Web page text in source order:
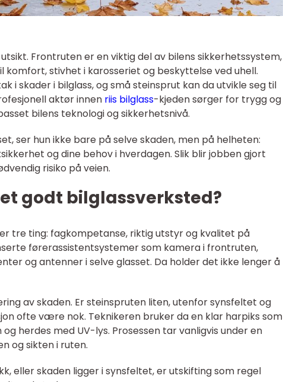
Frontruten er en viktig del av bilens sikkerhetssystem,
stivhet i karosseriet og beskyttelse ved uhell.
i skader i bilglass, og små steinsprut kan da utvikle seg til
aktør innen riis bilglass-kjeden sørger for trygg og
bilens teknologi og sikkerhetsnivå.
ser hun ikke bare på selve skaden, men på helheten:
og dine behov i hverdagen. Slik blir jobben gjort
risiko på veien.
godt bilglassverksted?
tre ting: fagkompetanse, riktig utstyr og kvalitet på
førerassistentsystemer som kamera i frontruten,
og antenner i selve glasset. Da holder det ikke lenger å
av skaden. Er steinspruten liten, utenfor synsfeltet og
ofte være nok. Teknikeren bruker da en klar harpiks som
herdes med UV-lys. Prosessen tar vanligvis under en
og sikten i ruten.
eller skaden ligger i synsfeltet, er utskifting som regel